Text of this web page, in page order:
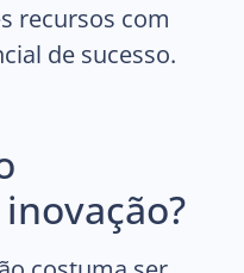
recursos com
de sucesso.